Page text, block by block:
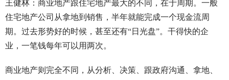
王健林：商业地产跟住宅地产最大的不同，在于周期。一般
住宅地产公司从拿地到销售，半年就能完成一个现金流周
期。过去形势好的时候，甚至还有“日光盘”。干得快的企
业，一笔钱每年可以用两次。
商业地产则完全不同，从分析、决策、跟政府沟通、拿地、